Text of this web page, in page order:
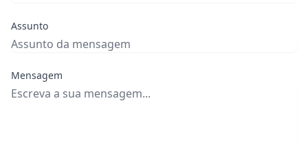
Assunto
Mensagem